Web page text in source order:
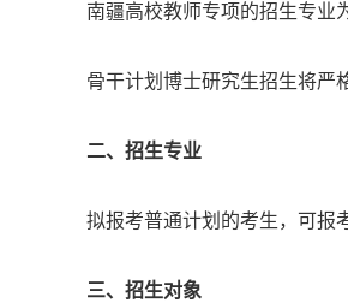
南疆高校教师专项的招生专业
骨干计划博士研究生招生将严
二、招生专业
拟报考普通计划的考生，可报
三、招生对象